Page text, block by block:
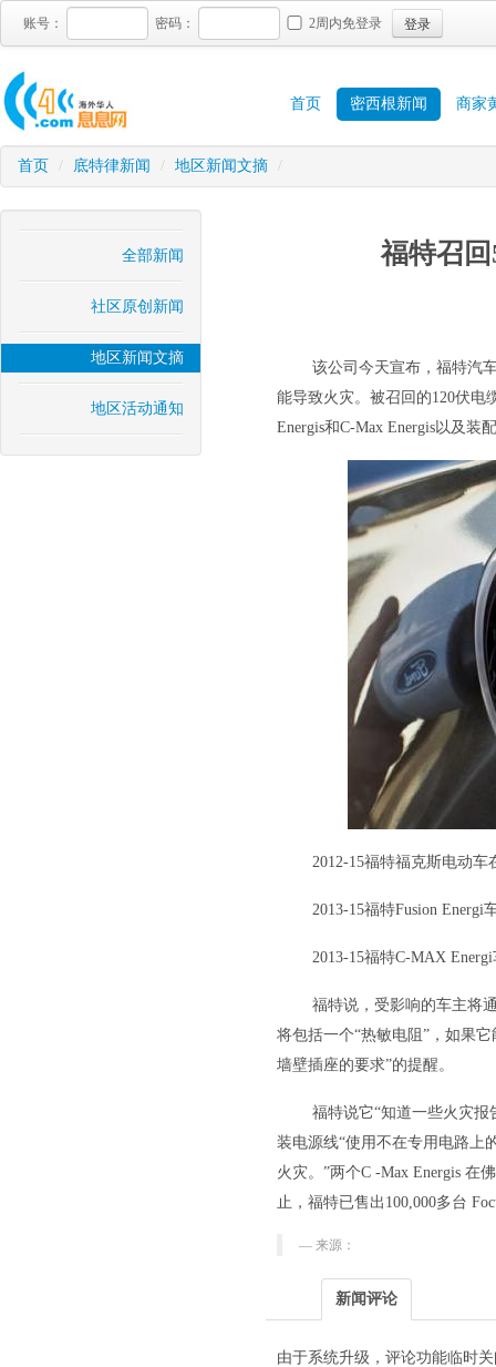
账号： 密码： 2周内免登录 登录
首页 密西根新闻 商家
首页 / 底特律新闻 / 地区新闻文摘 /
全部新闻
社区原创新闻
地区新闻文摘
地区活动通知
福特召
该公司今天宣布，福特汽
能导致火灾。被召回的120伏电
Energis和C-Max Energis以及装
2012-15福特福克斯电动车
2013-15福特Fusion Energi
2013-15福特C-MAX
福特说，受影响的车主将
将包括一个“热敏电阻”，如果
墙壁插座的要求”的提醒。
福特说它“知道一些火灾
装电源线“使用不在专用电路上
火灾。”两个C -Max Energis 在
止，福特已售出100,000多台
来源：
新闻评论
由于系统升级，评论功能临时